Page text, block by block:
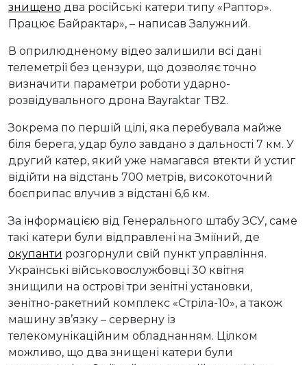
знищено два російські катери типу «Раптор».
Працює Байрактар», – написав Залужний.
В оприлюдненому відео залишили всі дані
телеметрії без цензури, що дозволяє точно
визначити параметри роботи ударно-
розвідувального дрона Bayraktar TB2.
Зокрема по першій цілі, яка перебувала майже
біля берега, удар було завдано з дальності 7 км. У
другий катер, який уже намагався втекти й устиг
відійти на відстань 700 метрів, високоточний
боєприпас влучив з відстані 6,6 км.
За інформацією від Генерального штабу ЗСУ, саме
такі катери були відправлені на Зміїний, де
окупанти розгорнули свій пункт управління.
Українські військовослужбовці 30 квітня
знищили на острові три зенітні установки,
зенітно-ракетний комплекс «Стріла-10», а також
машину зв’язку – серверну із
телекомунікаційним обладнанням. Цілком
можливо, що два знищені катери були